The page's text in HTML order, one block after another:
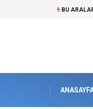
BU